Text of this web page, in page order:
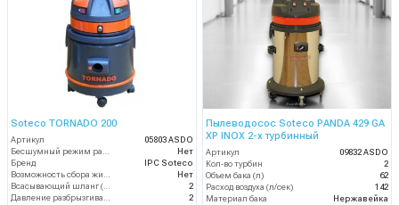
Soteco TORNADO 200
Артикул
05803 ASDO
Бесшумный режим работы
Нет
Бренд
IPC Soteco
Возможность сбора жидкой грязи
Нет
Всасывающий шланг (м)
2
Давление разбрызгивания (бар)
2
Пылеводосос Soteco PANDA 429 GA
XP INOX 2-х турбинный
Артикул
09832 ASDO
Кол-во турбин
2
Объем бака (л)
62
Расход воздуха (л/сек)
142
Материал бака
Нержавейка